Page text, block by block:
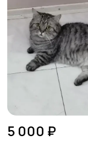
5 000 ₽